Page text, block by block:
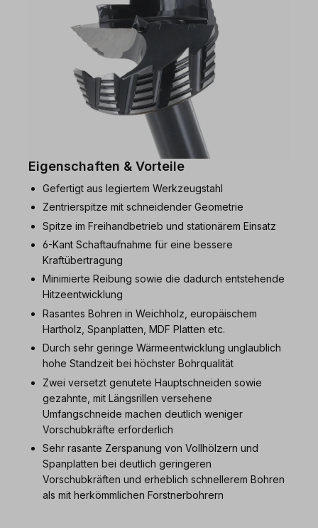
Eigenschaften & Vorteile
Gefertigt aus legiertem Werkzeugstahl
Zentrierspitze mit schneidender Geometrie
Spitze im Freihandbetrieb und stationärem Einsatz
6-Kant Schaftaufnahme für eine bessere
Kraftübertragung
Minimierte Reibung sowie die dadurch entstehende
Hitzeentwicklung
Rasantes Bohren in Weichholz, europäischem
Hartholz, Spanplatten, MDF Platten etc.
Durch sehr geringe Wärmeentwicklung unglaublich
hohe Standzeit bei höchster Bohrqualität
Zwei versetzt genutete Hauptschneiden sowie
gezahnte, mit Längsrillen versehene
Umfangschneide machen deutlich weniger
Vorschubkräfte erforderlich
Sehr rasante Zerspanung von Vollhölzern und
Spanplatten bei deutlich geringeren
Vorschubkräften und erheblich schnellerem Bohren
als mit herkömmlichen Forstnerbohrern